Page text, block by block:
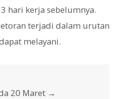
hari kerja sebelumnya.
terjadi dalam urutan
melayani.
20 Maret →